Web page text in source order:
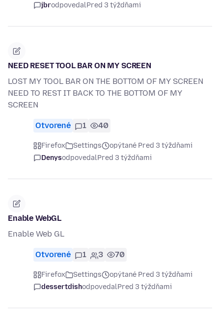
jbrodpovedalPred 3 týždňami
NEED RESET TOOL BAR ON MY SCREEN
LOST MY TOOL BAR ON THE BOTTOM OF MY SCREEN
NEED TO REST IT BACK TO THE BOTTOM OF MY
SCREEN
Otvorené 1 40
Firefox Settings
opýtané Pred 3 týždňami
DenysodpovedalPred 3 týždňami
Enable WebGL
Enable Web GL
Otvorené 1 3 70
Firefox Settings
opýtané Pred 3 týždňami
dessertdishodpovedalPred 3 týždňami